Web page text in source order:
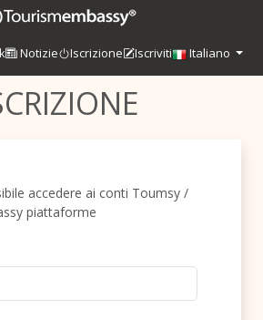
Notizie Iscrizione Iscriviti Italiano
accedere ai conti Toumsy /
piattaforme